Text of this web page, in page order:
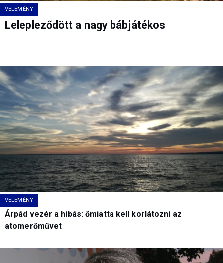
VÉLEMÉNY
Lelepleződött a nagy bábjátékos
VÉLEMÉNY
Árpád vezér a hibás: őmiatta kell korlátozni az
atomerőművet